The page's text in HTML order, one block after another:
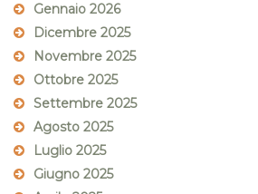
Gennaio 2026
Dicembre 2025
Novembre 2025
Ottobre 2025
Settembre 2025
Agosto 2025
Luglio 2025
Giugno 2025